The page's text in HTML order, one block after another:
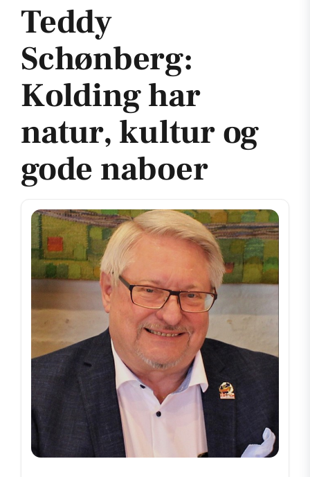
Teddy
Schønberg:
Kolding har
natur, kultur og
gode naboer